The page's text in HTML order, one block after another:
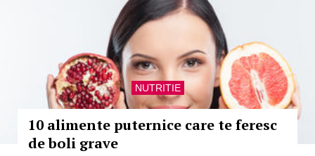
NUTRITIE
10 alimente puternice care te feresc
de boli grave